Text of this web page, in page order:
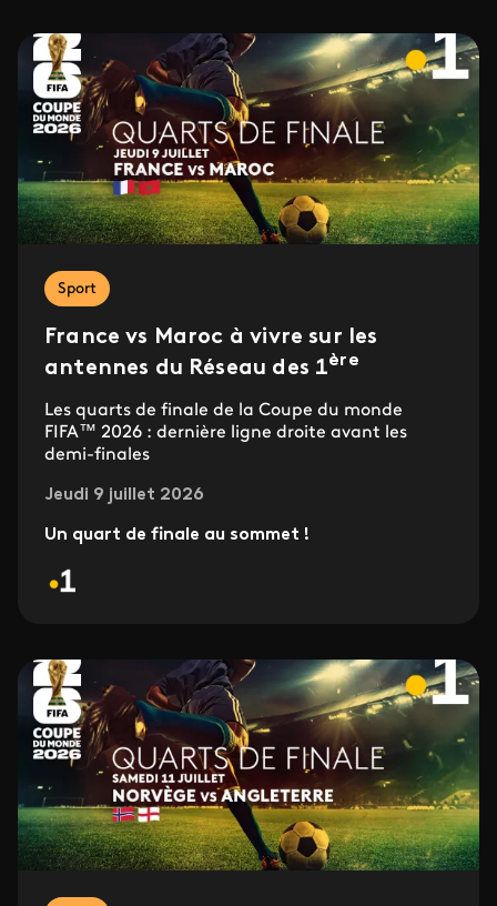
Sport
France vs Maroc à vivre sur les
antennes du Réseau des 1ère
Les quarts de finale de la Coupe du monde
FIFA™ 2026 : dernière ligne droite avant les
demi-finales
Jeudi 9 juillet 2026
Un quart de finale au sommet !